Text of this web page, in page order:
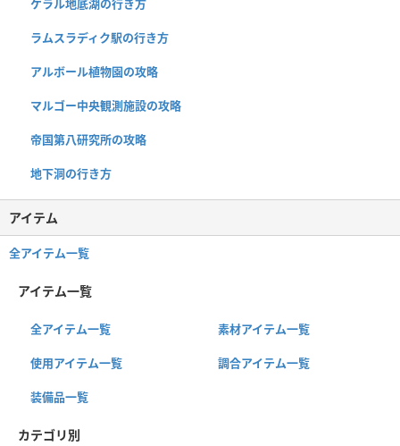
ケラル地底湖の行き方
ラムスラディク駅の行き方
アルボール植物園の攻略
マルゴー中央観測施設の攻略
帝国第八研究所の攻略
地下洞の行き方
アイテム
全アイテム一覧
アイテム一覧
全アイテム一覧 素材アイテム一覧
使用アイテム一覧 調合アイテム一覧
装備品一覧
カテゴリ別